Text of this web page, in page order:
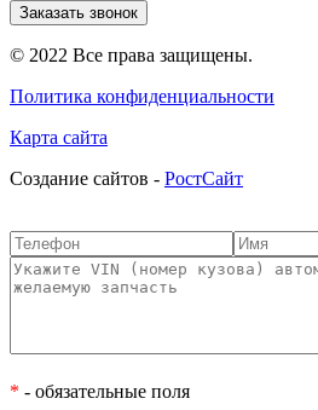
Заказать звонок
© 2022 Все права защищены.
Политика конфиденциальности
Карта сайта
Cоздание сайтов - РостСайт
* - обязательные поля